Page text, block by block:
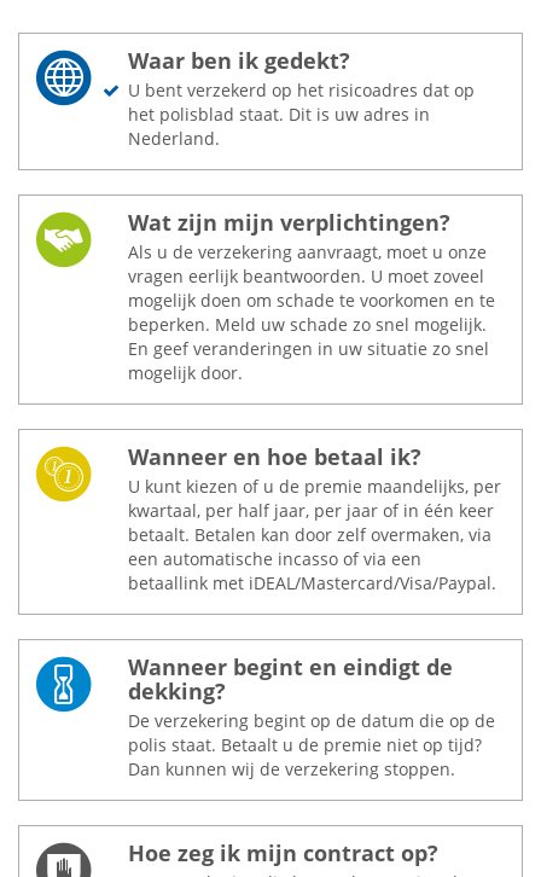
Waar ben ik gedekt?
U bent verzekerd op het risicoadres dat op
het polisblad staat. Dit is uw adres in
Nederland.
Wat zijn mijn verplichtingen?
Als u de verzekering aanvraagt, moet u onze
vragen eerlijk beantwoorden. U moet zoveel
mogelijk doen om schade te voorkomen en te
beperken. Meld uw schade zo snel mogelijk.
En geef veranderingen in uw situatie zo snel
mogelijk door.
Wanneer en hoe betaal ik?
U kunt kiezen of u de premie maandelijks, per
kwartaal, per half jaar, per jaar of in één keer
betaalt. Betalen kan door zelf overmaken, via
een automatische incasso of via een
betaallink met iDEAL/Mastercard/Visa/Paypal.
Wanneer begint en eindigt de
dekking?
De verzekering begint op de datum die op de
polis staat. Betaalt u de premie niet op tijd?
Dan kunnen wij de verzekering stoppen.
Hoe zeg ik mijn contract op?